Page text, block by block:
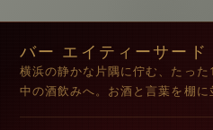
バー エイティーサード
横浜の静かな片隅に佇む、たっ
中の酒飲みへ。お酒と言葉を棚に